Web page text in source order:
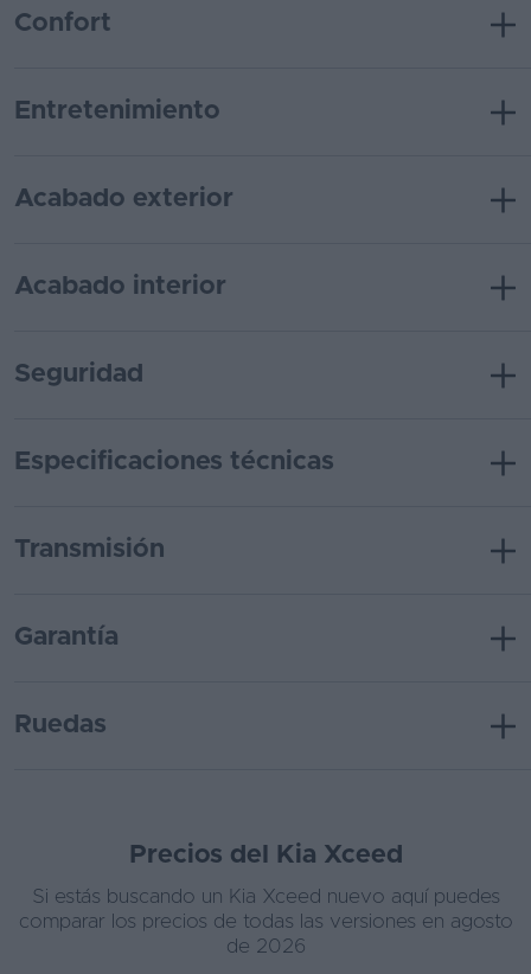
Confort
Entretenimiento
Acabado exterior
Acabado interior
Seguridad
Especificaciones técnicas
Transmisión
Garantía
Ruedas
Precios del Kia Xceed
Si estás buscando un Kia Xceed nuevo aquí puedes
comparar los precios de todas las versiones en agosto
de 2026